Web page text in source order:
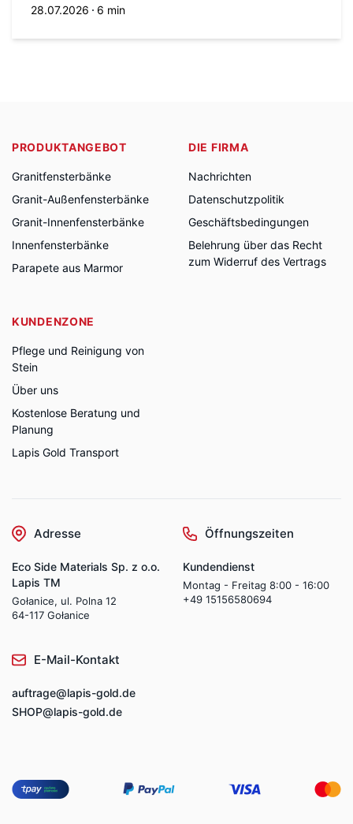
28.07.2026
6 min
PRODUKTANGEBOT
Granitfensterbänke
Granit-Außenfensterbänke
Granit-Innenfensterbänke
Innenfensterbänke
Parapete aus Marmor
DIE FIRMA
Nachrichten
Datenschutzpolitik
Geschäftsbedingungen
Belehrung über das Recht
zum Widerruf des Vertrags
KUNDENZONE
Pflege und Reinigung von
Stein
Über uns
Kostenlose Beratung und
Planung
Lapis Gold Transport
Adresse
Eco Side Materials Sp. z o.o.
Lapis TM
Gołanice, ul. Polna 12
64-117 Gołanice
Öffnungszeiten
Kundendienst
Montag - Freitag 8:00 - 16:00
+49 15156580694
E-Mail-Kontakt
auftrage@lapis-gold.de
SHOP@lapis-gold.de